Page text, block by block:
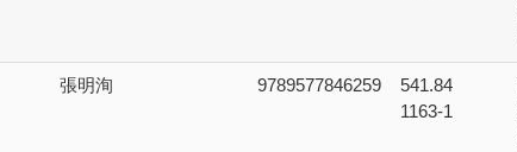
張明洵 9789577846259
541.84
1163-1